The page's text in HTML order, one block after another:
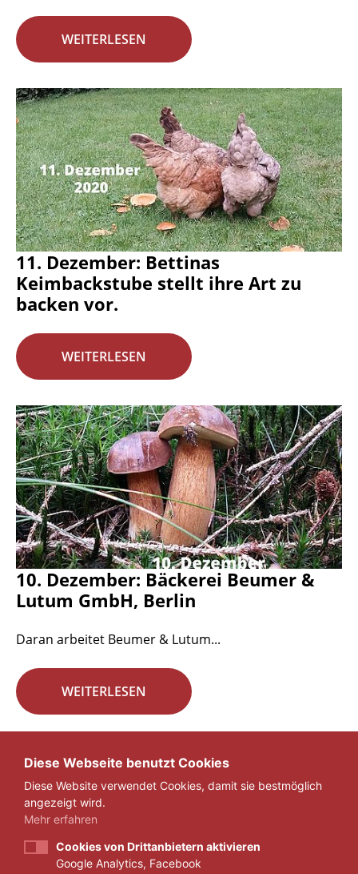
WEITERLESEN
11. Dezember: Bettinas
Keimbackstube stellt ihre Art zu
backen vor.
WEITERLESEN
10. Dezember: Bäckerei Beumer &
Lutum GmbH, Berlin
Daran arbeitet Beumer & Lutum...
WEITERLESEN
« 1 ... 16 17 18 ... 29 »
Diese Webseite benutzt Cookies
Diese Website verwendet Cookies, damit sie bestmöglich
angezeigt wird.
Mehr erfahren
Cookies von Drittanbietern aktivieren
Google Analytics, Facebook